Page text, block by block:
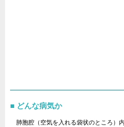
どんな病気か
肺胞腔（空気を入れる袋状のところ）